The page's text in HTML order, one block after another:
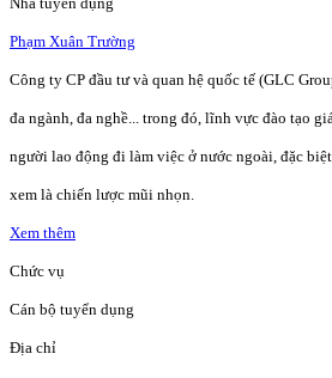
Phạm Xuân Trường
Công ty CP đầu tư và quan hệ quốc tế (GLC
đa ngành, đa nghề... trong đó, lĩnh vực đào tạo
người lao động đi làm việc ở nước ngoài, đặc
xem là chiến lược mũi nhọn.
Xem thêm
Chức vụ
Cán bộ tuyển dụng
Địa chỉ